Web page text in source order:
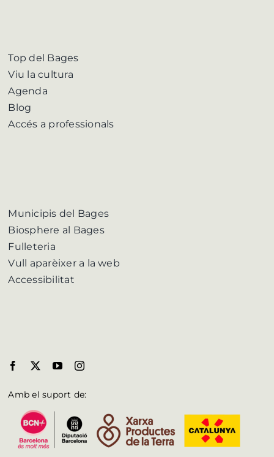
Top del Bages
Viu la cultura
Agenda
Blog
Accés a professionals
Municipis del Bages
Biosphere al Bages
Fulleteria
Vull aparèixer a la web
Accessibilitat
Amb el suport de: